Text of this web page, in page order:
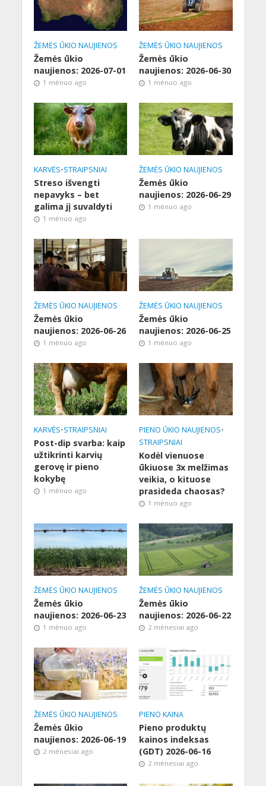
ŽEMĖS ŪKIO NAUJIENOS
Žemės ūkio
naujienos: 2026-07-01
1 mėnuo ago
ŽEMĖS ŪKIO NAUJIENOS
Žemės ūkio
naujienos: 2026-06-30
1 mėnuo ago
KARVĖS•STRAIPSNIAI
Streso išvengti
nepavyks – bet
galima jį suvaldyti
1 mėnuo ago
ŽEMĖS ŪKIO NAUJIENOS
Žemės ūkio
naujienos: 2026-06-29
1 mėnuo ago
ŽEMĖS ŪKIO NAUJIENOS
Žemės ūkio
naujienos: 2026-06-26
1 mėnuo ago
ŽEMĖS ŪKIO NAUJIENOS
Žemės ūkio
naujienos: 2026-06-25
1 mėnuo ago
KARVĖS•STRAIPSNIAI
Post-dip svarba: kaip
užtikrinti karvių
gerovę ir pieno
kokybę
1 mėnuo ago
PIENO ŪKIO NAUJIENOS•
STRAIPSNIAI
Kodėl vienuose
ūkiuose 3x melžimas
veikia, o kituose
prasideda chaosas?
1 mėnuo ago
ŽEMĖS ŪKIO NAUJIENOS
Žemės ūkio
naujienos: 2026-06-23
1 mėnuo ago
ŽEMĖS ŪKIO NAUJIENOS
Žemės ūkio
naujienos: 2026-06-22
2 mėnesiai ago
ŽEMĖS ŪKIO NAUJIENOS
Žemės ūkio
naujienos: 2026-06-19
2 mėnesiai ago
PIENO KAINA
Pieno produktų
kainos indeksas
(GDT) 2026-06-16
2 mėnesiai ago